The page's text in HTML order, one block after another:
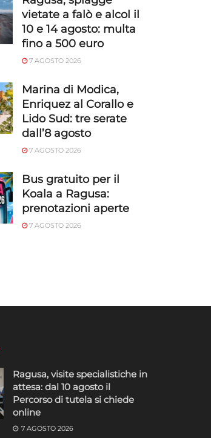
vietate a falò e alcol il
10 e 14 agosto: multa
fino a 500 euro
7 AGOSTO 2026
Marina di Modica,
Enriquez al Corallo e
Lido Sud: tre serate
dall’8 agosto
7 AGOSTO 2026
Bus gratuito per il
Koala a Ragusa:
prenotazioni aperte
7 AGOSTO 2026
Ragusa, visite specialistiche in
attesa: dal 10 agosto il
Percorso di tutela si chiede
online
7 AGOSTO 2026